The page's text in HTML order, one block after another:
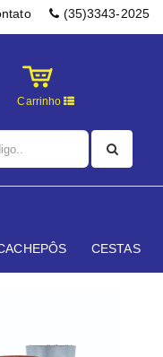
(35)3343-2025
Carrinho
CESTAS